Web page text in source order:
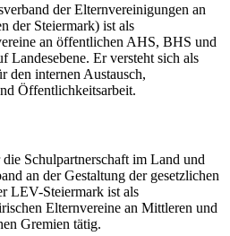
der Elternvereinigungen an
der Steiermark) ist als
an öffentlichen AHS, BHS und
Landesebene. Er versteht sich als
den internen Austausch,
Öffentlichkeitsarbeit.
Schulpartnerschaft im Land und
an der Gestaltung der gesetzlichen
LEV-Steiermark ist als
Elternvereine an Mittleren und
Gremien tätig.